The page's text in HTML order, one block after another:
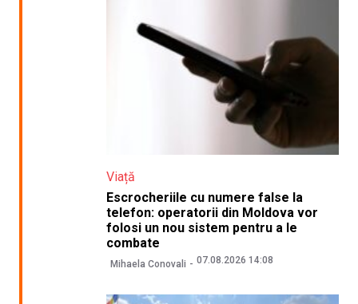
Viață
Escrocheriile cu numere false la
telefon: operatorii din Moldova vor
folosi un nou sistem pentru a le
combate
Mihaela Conovali 07.08.2026 14:08